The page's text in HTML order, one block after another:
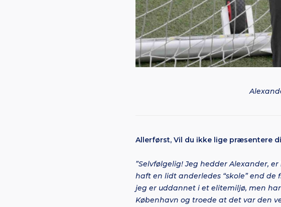
Allerførst, Vil du ikke lige præsentere
”Selvfølgelig! Jeg hedder Alexander,
haft en lidt anderledes “skole” end
jeg er uddannet i et elitemiljø, men
København og troede at det var den